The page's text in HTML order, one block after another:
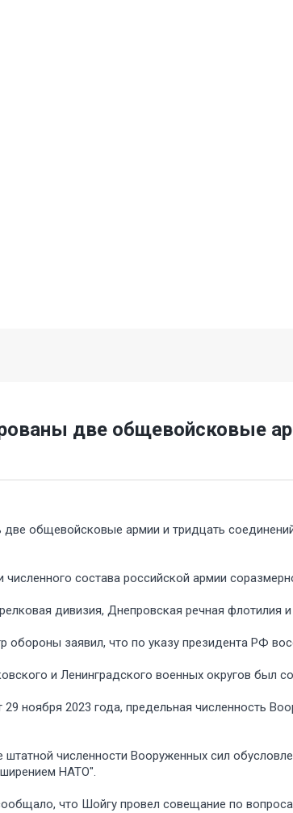
две общевойсковые
общевойсковые армии и тридцать
состава российской армии
дивизия, Днепровская речная флотилия
обороны заявил, что по указу президента РФ
и Ленинградского военных округов был
ноября 2023 года, предельная численность
численности Вооруженных сил
НАТО".
что Шойгу провел совещание по